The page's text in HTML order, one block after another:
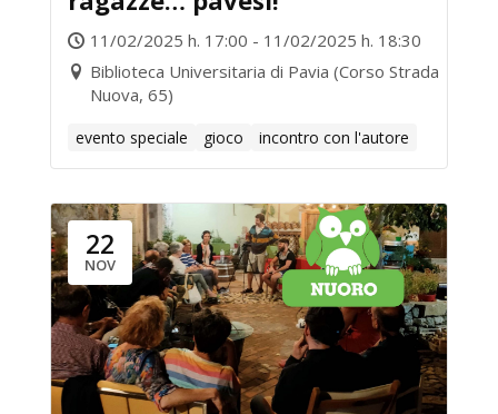
11/02/2025 h. 17:00 - 11/02/2025 h. 18:30
Biblioteca Universitaria di Pavia (Corso Strada
Nuova, 65)
evento speciale gioco incontro con l'autore
22
NOV